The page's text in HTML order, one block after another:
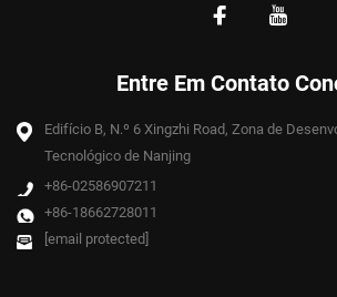
Entre Em Contato
Edifício B, N.º 6 Xingzhi Road, Zona de
Tecnológico de Nanjing
+86-02586907211
+86-18662728011
[email protected]